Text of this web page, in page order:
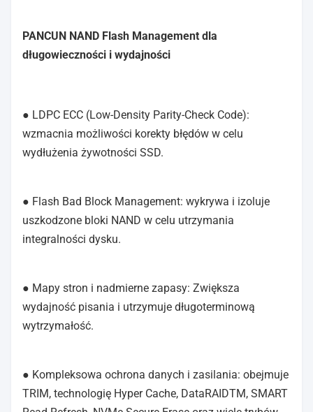
PANCUN NAND Flash Management dla
długowieczności i wydajności
● LDPC ECC (Low-Density Parity-Check Code):
wzmacnia możliwości korekty błędów w celu
wydłużenia żywotności SSD.
● Flash Bad Block Management: wykrywa i izoluje
uszkodzone bloki NAND w celu utrzymania
integralności dysku.
● Mapy stron i nadmierne zapasy: Zwiększa
wydajność pisania i utrzymuje długoterminową
wytrzymałość.
● Kompleksowa ochrona danych i zasilania: obejmuje
TRIM, technologię Hyper Cache, DataRAIDTM, SMART